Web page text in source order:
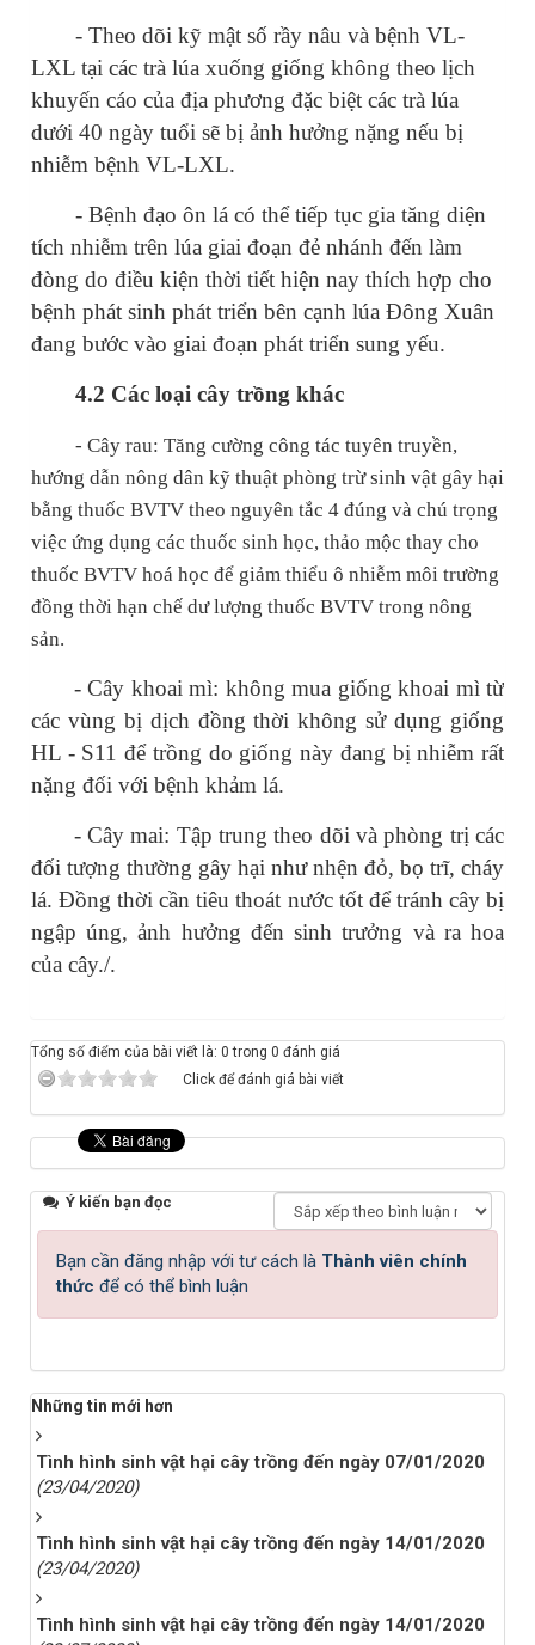
- Theo dõi kỹ mật số rầy nâu và bệnh VL-
LXL tại các trà lúa xuống giống không theo lịch
khuyến cáo của địa phương đặc biệt các trà lúa
dưới 40 ngày tuổi sẽ bị ảnh hưởng nặng nếu bị
nhiễm bệnh VL-LXL.
- Bệnh đạo ôn lá có thể tiếp tục gia tăng diện
tích nhiễm trên lúa giai đoạn đẻ nhánh đến làm
đòng do điều kiện thời tiết hiện nay thích hợp cho
bệnh phát sinh phát triển bên cạnh lúa Đông Xuân
đang bước vào giai đoạn phát triển sung yếu.
4.2 Các loại cây trồng khác
- Cây rau:Tăng cường công tác tuyên truyền,
hướng dẫn nông dân kỹ thuật phòng trừ sinh vật gây hại
bằng thuốc BVTV theo nguyên tắc 4 đúng và chú trọng
việc ứng dụng các thuốc sinh học, thảo mộc thay cho
thuốc BVTV hoá học để giảm thiểu ô nhiễm môi trường
đồng thời hạn chế dư lượng thuốc BVTV trong nông
sản.
- Cây khoai mì: không mua giống khoai mì từ
các vùng bị dịch đồng thời không sử dụng giống
HL - S11 để trồng do giống này đang bị nhiễm rất
nặng đối với bệnh khảm lá.
- Cây mai: Tập trung theo dõi và phòng trị các
đối tượng thường gây hại như nhện đỏ, bọ trĩ, cháy
lá. Đồng thời cần tiêu thoát nước tốt để tránh cây bị
ngập úng, ảnh hưởng đến sinh trưởng và ra hoa
của cây./.
Tổng số điểm của bài viết là: 0 trong 0 đánh giá
Click để đánh giá bài viết
Ý kiến bạn đọc
Bạn cần đăng nhập với tư cách là Thành viên chính
thức để có thể bình luận
Những tin mới hơn
Tình hình sinh vật hại cây trồng đến ngày 07/01/2020
(23/04/2020)
Tình hình sinh vật hại cây trồng đến ngày 14/01/2020
(23/04/2020)
Tình hình sinh vật hại cây trồng đến ngày 14/01/2020